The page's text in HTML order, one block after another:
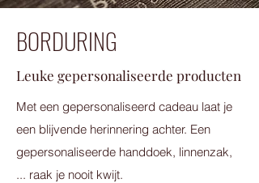
BORDURING
Leuke gepersonaliseerde producten
Met een gepersonaliseerd cadeau laat je
een blijvende herinnering achter. Een
gepersonaliseerde handdoek, linnenzak,
... raak je nooit kwijt.